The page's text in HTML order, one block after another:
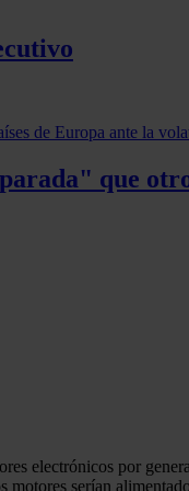
que
electrónicos por
serían